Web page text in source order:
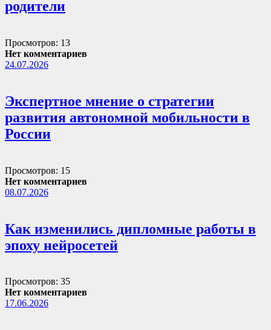
родители
Просмотров: 13
Нет комментариев
24.07.2026
Экспертное мнение о стратегии
развития автономной мобильности в
России
Просмотров: 15
Нет комментариев
08.07.2026
Как изменились дипломные работы в
эпоху нейросетей
Просмотров: 35
Нет комментариев
17.06.2026